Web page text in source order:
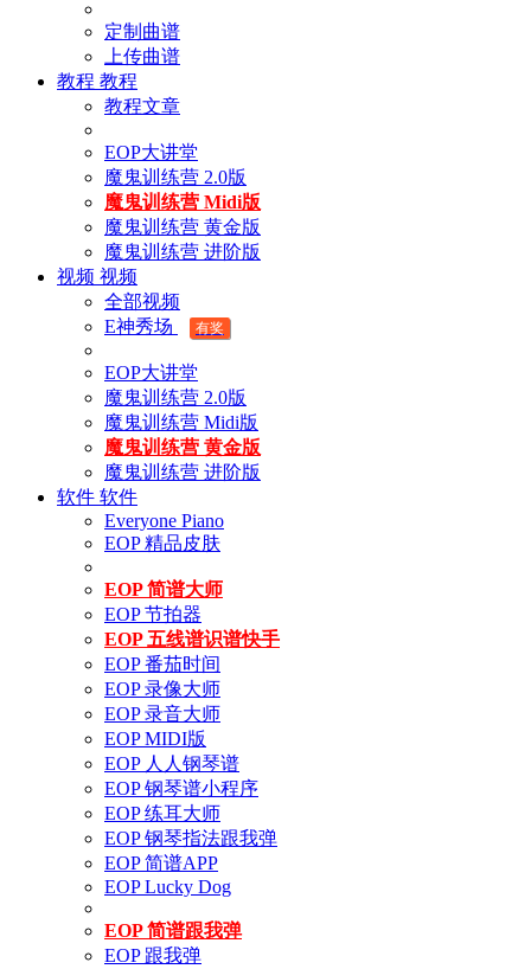
定制曲谱
上传曲谱
教程 教程
教程文章
EOP大讲堂
魔鬼训练营 2.0版
魔鬼训练营 Midi版
魔鬼训练营 黄金版
魔鬼训练营 进阶版
视频 视频
全部视频
E神秀场
有奖
EOP大讲堂
魔鬼训练营 2.0版
魔鬼训练营 Midi版
魔鬼训练营 黄金版
魔鬼训练营 进阶版
软件 软件
Everyone Piano
EOP 精品皮肤
EOP 简谱大师
EOP 节拍器
EOP 五线谱识谱快手
EOP 番茄时间
EOP 录像大师
EOP 录音大师
EOP MIDI版
EOP 人人钢琴谱
EOP 钢琴谱小程序
EOP 练耳大师
EOP 钢琴指法跟我弹
EOP 简谱APP
EOP Lucky Dog
EOP 简谱跟我弹
EOP 跟我弹